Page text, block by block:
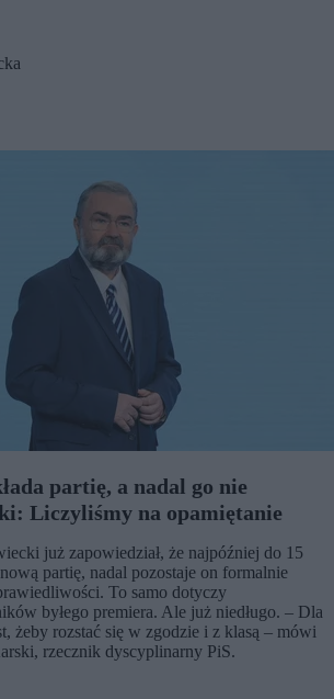
partię, a nadal go nie
Liczyliśmy na opamiętanie
już zapowiedział, że najpóźniej do 15
partię, nadal pozostaje on formalnie
To samo dotyczy
byłego premiera. Ale już niedługo. – Dla
żeby rozstać się w zgodzie i z klasą – mówi
rzecznik dyscyplinarny PiS.